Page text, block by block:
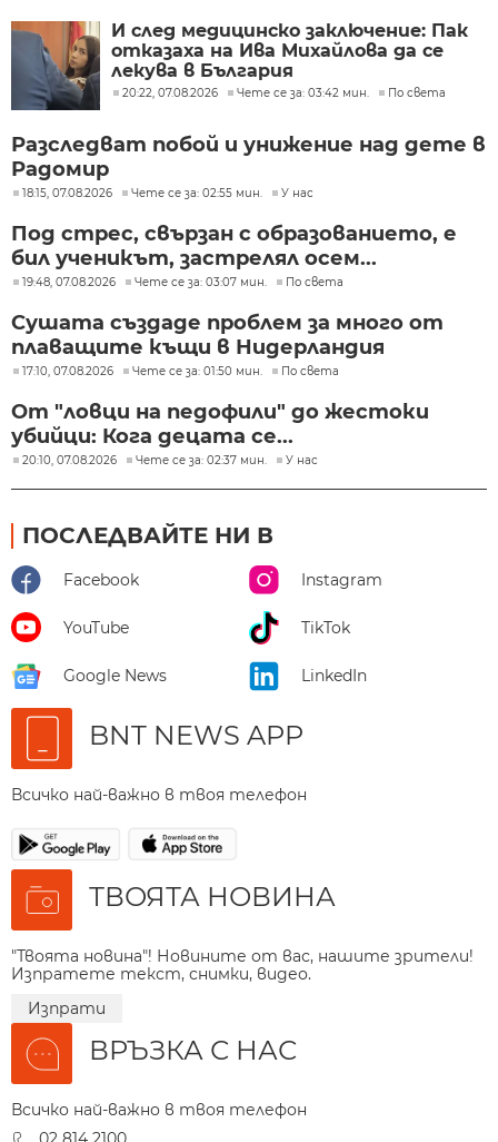
И след медицинско заключение: Пак
отказаха на Ива Михайлова да се
лекува в България
20:22, 07.08.2026 Чете се за: 03:42 мин. По света
Разследват побой и унижение над дете в
Радомир
18:15, 07.08.2026 Чете се за: 02:55 мин. У нас
Под стрес, свързан с образованието, е
бил ученикът, застрелял осем...
19:48, 07.08.2026 Чете се за: 03:07 мин. По света
Сушата създаде проблем за много от
плаващите къщи в Нидерландия
17:10, 07.08.2026 Чете се за: 01:50 мин. По света
От "ловци на педофили" до жестоки
убийци: Кога децата се...
20:10, 07.08.2026 Чете се за: 02:37 мин. У нас
ПОСЛЕДВАЙТЕ НИ В
Facebook Instagram
YouTube TikTok
Google News LinkedIn
BNT NEWS APP
Всичко най-важно в твоя телефон
ТВОЯТА НОВИНА
"Твоята новина"! Новините от вас, нашите зрители!
Изпратете текст, снимки, видео.
Изпрати
ВРЪЗКА С НАС
Всичко най-важно в твоя телефон